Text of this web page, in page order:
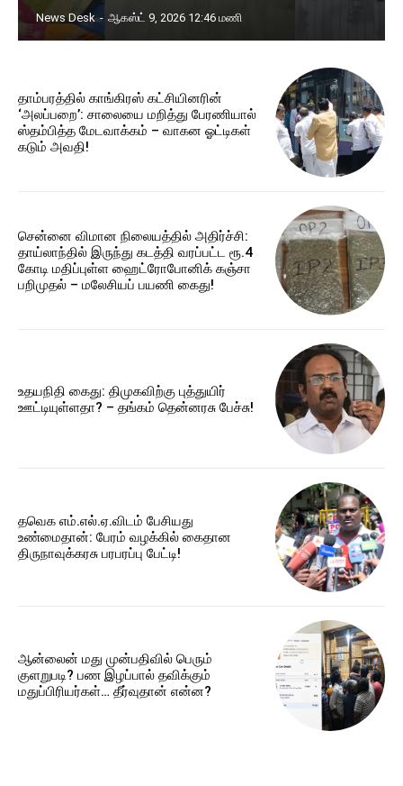
News Desk - ஆகஸ்ட் 9, 2026 12:46 மணி
தாம்பரத்தில் காங்கிரஸ் கட்சியினரின்
‘அலப்பறை’: சாலையை மறித்து பேரணியால்
ஸ்தம்பித்த மேடவாக்கம் – வாகன ஓட்டிகள்
கடும் அவதி!
சென்னை விமான நிலையத்தில் அதிர்ச்சி:
தாய்லாந்தில் இருந்து கடத்தி வரப்பட்ட ரூ.4
கோடி மதிப்புள்ள ஹைட்ரோபோனிக் கஞ்சா
பறிமுதல் – மலேசியப் பயணி கைது!
உதயநிதி கைது: திமுகவிற்கு புத்துயிர்
ஊட்டியுள்ளதா? – தங்கம் தென்னரசு பேச்சு!
தவெக எம்.எல்.ஏ.விடம் பேசியது
உண்மைதான்: பேரம் வழக்கில் கைதான
திருநாவுக்கரசு பரபரப்பு பேட்டி!
ஆன்லைன் மது முன்பதிவில் பெரும்
குளறுபடி? பண இழப்பால் தவிக்கும்
மதுப்பிரியர்கள்… தீர்வுதான் என்ன?